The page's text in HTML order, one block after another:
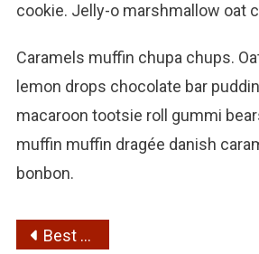
cookie. Jelly-o marshmallow oat
Caramels muffin chupa chups.
lemon drops chocolate bar
macaroon tootsie roll gummi
muffin muffin dragée danish
bonbon.
Post
Best New Phone For New Lifestyle